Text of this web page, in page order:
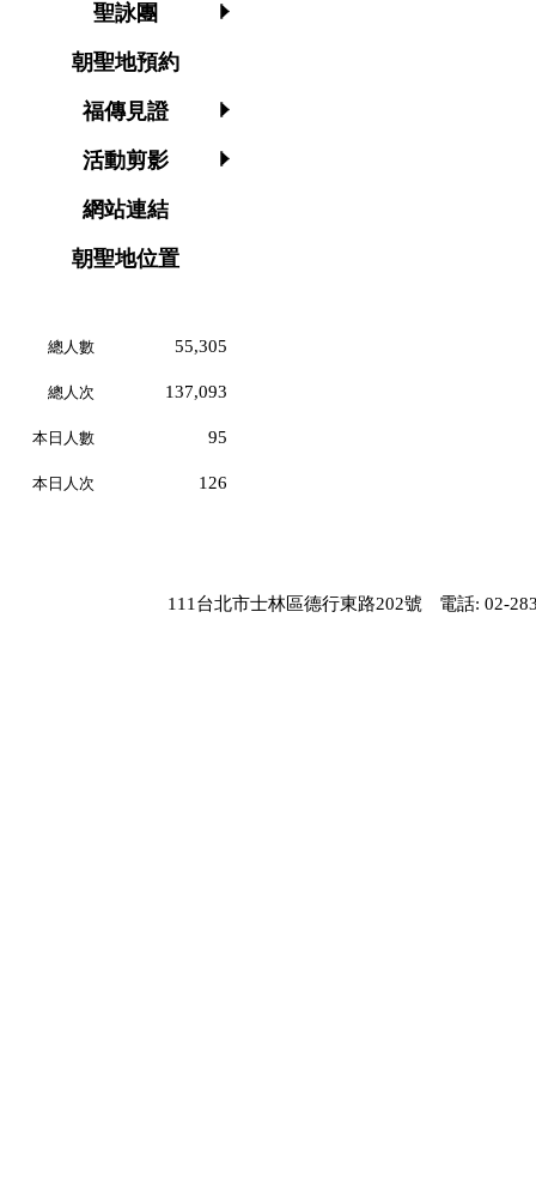
聖詠團
朝聖地預約
福傳見證
活動剪影
網站連結
朝聖地位置
總人數 55,305
總人次 137,093
本日人數 95
本日人次 126
111台北市士林區德行東路202號 電話: 02-